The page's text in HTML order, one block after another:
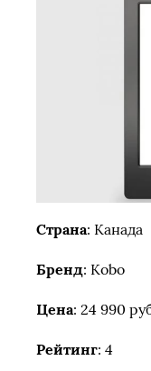
Страна: Канада
Бренд: Kobo
Цена: 24 990
Рейтинг: 4